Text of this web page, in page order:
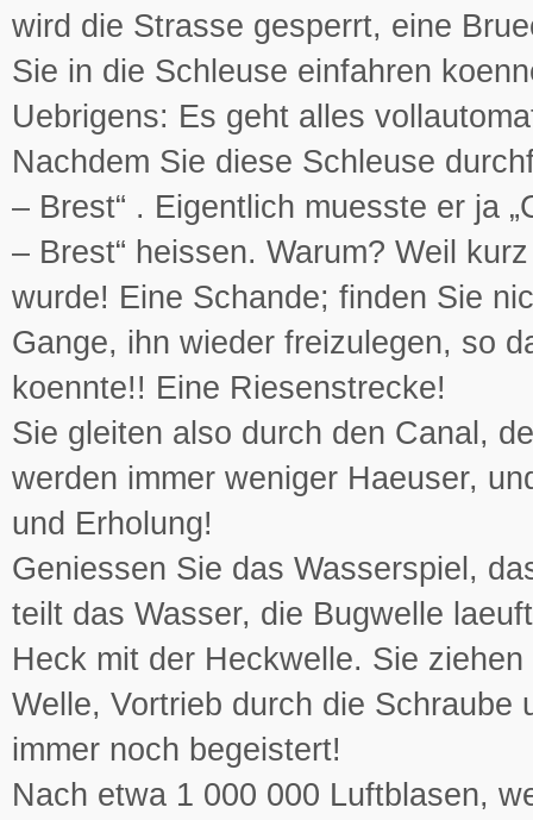
wird die Strasse gesperrt, eine
Sie in die Schleuse einfahren
Uebrigens: Es geht alles
Nachdem Sie diese Schleuse
– Brest“ . Eigentlich muesste er ja
– Brest“ heissen. Warum? Weil
wurde! Eine Schande; finden Sie
Gange, ihn wieder freizulegen, so
koennte!! Eine Riesenstrecke!
Sie gleiten also durch den Canal,
werden immer weniger Haeuser,
und Erholung!
Geniessen Sie das Wasserspiel,
teilt das Wasser, die Bugwelle
Heck mit der Heckwelle. Sie
Welle, Vortrieb durch die
immer noch begeistert!
Nach etwa 1 000 000 Luftblasen,